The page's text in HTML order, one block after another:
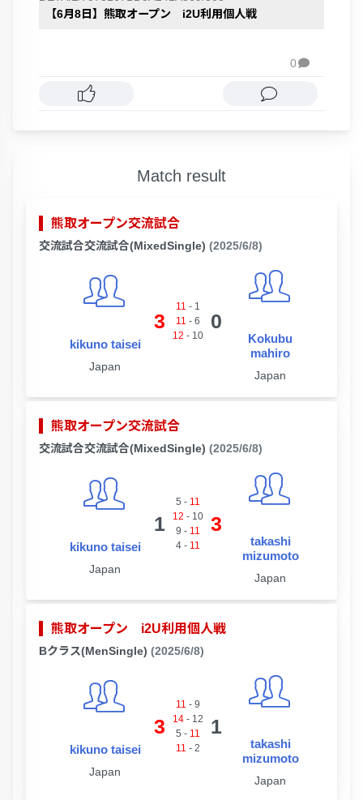
【6月8日】熊取オープン i2U利用個人戦
0
Match result
熊取オープン交流試合
交流試合交流試合(MixedSingle) (2025/6/8)
kikuno taisei
Japan
3
11 - 1
11 - 6
12 - 10
0
Kokubu
mahiro
Japan
熊取オープン交流試合
交流試合交流試合(MixedSingle) (2025/6/8)
kikuno taisei
Japan
1
5 - 11
12 - 10
9 - 11
4- 11
3
takashi
mizumoto
Japan
熊取オープン i2U利用個人戦
Bクラス(MenSingle) (2025/6/8)
kikuno taisei
Japan
3
11 - 9
14- 12
5 - 11
11 - 2
1
takashi
mizumoto
Japan